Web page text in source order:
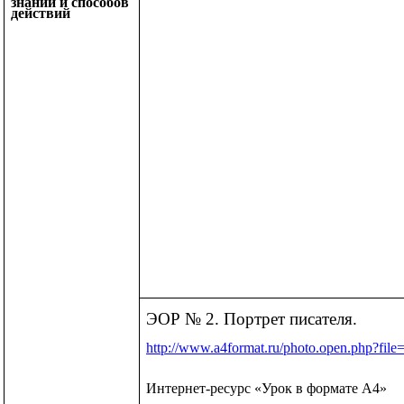
действий
ЭОР № 2. Портрет писателя.
http://www.a4format.ru/
Интернет-ресурс «Урок в формате А4»